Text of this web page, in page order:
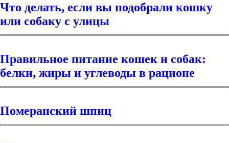
Что делать, если вы подобрали кошку
или собаку с улицы
Правильное питание кошек и собак:
белки, жиры и углеводы в рационе
Померанский шпиц